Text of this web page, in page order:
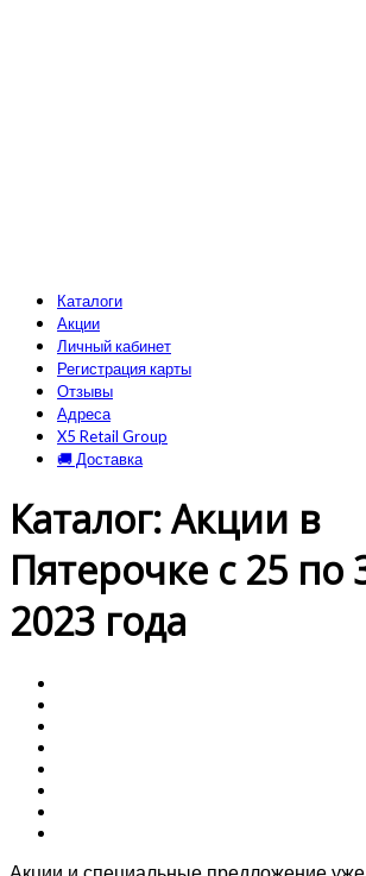
Каталоги
Акции
Личный кабинет
Регистрация карты
Отзывы
Адреса
X5 Retail Group
🚚 Доставка
Каталог: Акции в
Пятерочке с 25 по
2023 года